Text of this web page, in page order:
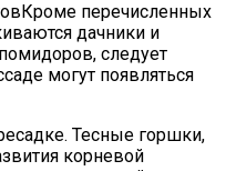
Кроме перечисленных
дачники и
следует
могут появляться
Тесные горшки,
корневой